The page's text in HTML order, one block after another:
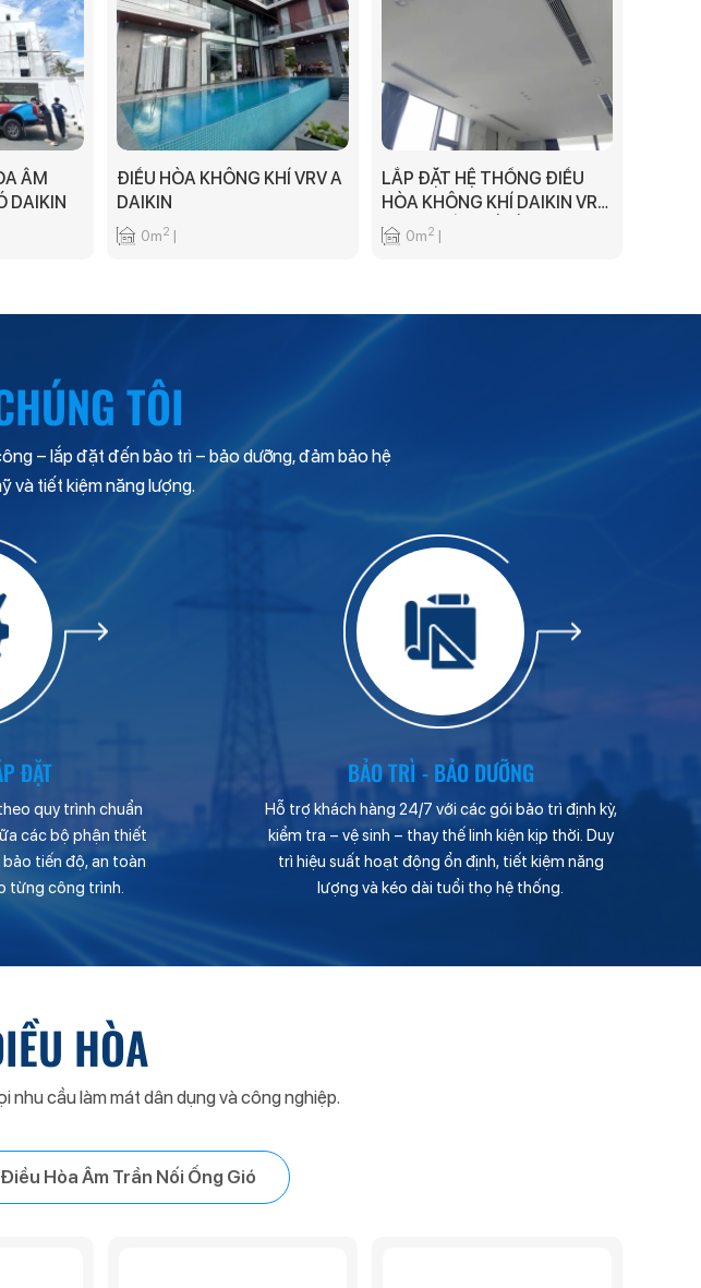
ÂM
DAIKIN
ĐIỀU HÒA KHÔNG KHÍ VRV A
DAIKIN
0m2 |
LẮP ĐẶT HỆ THỐNG ĐIỀU
HÒA KHÔNG KHÍ DAIKIN VRV
S ÂM TRẦN NỐI ỐNG GIÓ
0m2 |
TÔI
– lắp đặt đến bảo trì – bảo dưỡng, đảm bảo hệ
và tiết kiệm năng lượng.
ĐẶT
quy trình chuẩn
các bộ phận thiết
tiến độ, an toàn
từng công trình.
BẢO TRÌ - BẢO DƯỠNG
Hỗ trợ khách hàng 24/7 với các gói bảo trì định kỳ,
kiểm tra – vệ sinh – thay thế linh kiện kịp thời. Duy
trì hiệu suất hoạt động ổn định, tiết kiệm năng
lượng và kéo dài tuổi thọ hệ thống.
HÒA
nhu cầu làm mát dân dụng và công nghiệp.
Điều Hòa Âm Trần Nối Ống Gió